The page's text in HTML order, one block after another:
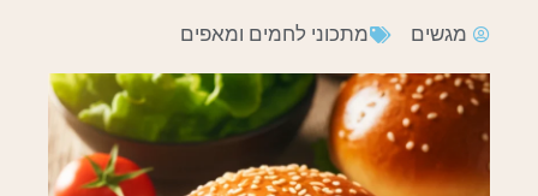
מגשים מתכוני לחמים ומאפים